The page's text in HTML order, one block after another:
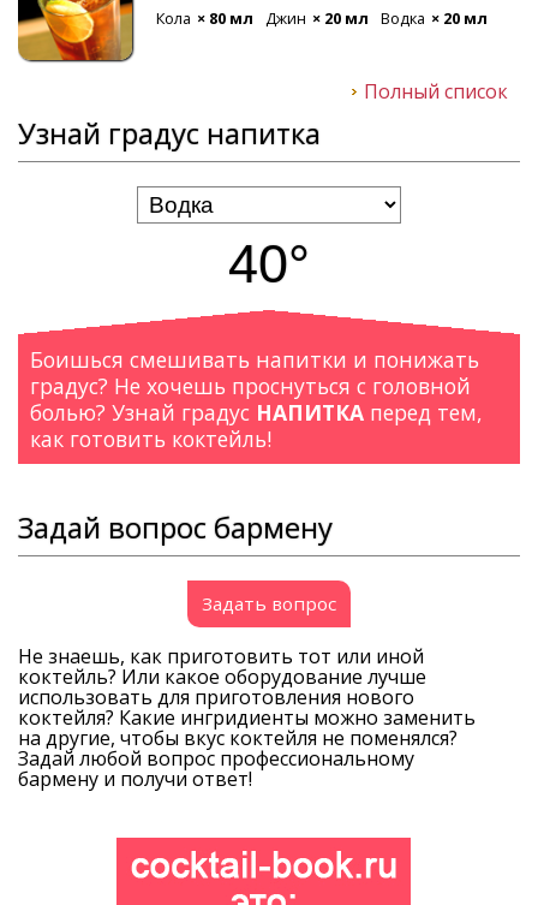
Кола × 80 мл Джин × 20 мл Водка × 20 мл
Полный список
Узнай градус напитка
40°
Боишься смешивать напитки и понижать
градус? Не хочешь проснуться с головной
болью? Узнай градус НАПИТКА перед тем,
как готовить коктейль!
Задай вопрос бармену
Задать вопрос
Не знаешь, как приготовить тот или иной
коктейль? Или какое оборудование лучше
использовать для приготовления нового
коктейля? Какие ингридиенты можно заменить
на другие, чтобы вкус коктейля не поменялся?
Задай любой вопрос профессиональному
бармену и получи ответ!